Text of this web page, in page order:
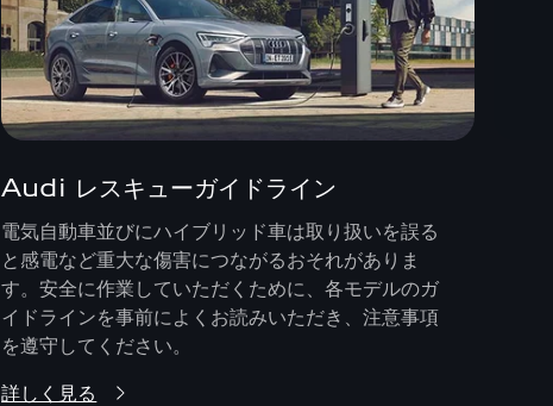
Audi レスキューガイドライン
電気自動車並びにハイブリッド車は取り扱いを誤る
と感電など重大な傷害につながるおそれがありま
す。安全に作業していただくために、各モデルのガ
イドラインを事前によくお読みいただき、注意事項
を遵守してください。
詳しく見る